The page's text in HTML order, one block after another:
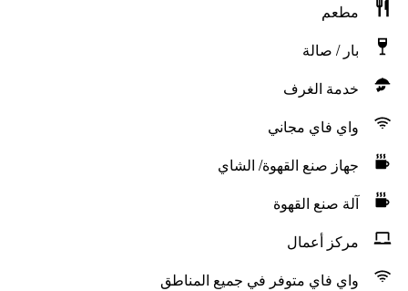
مطعم
بار / صالة
خدمة الغرف
واي فاي مجاني
جهاز صنع القهوة/ الشاي
آلة صنع القهوة
مركز أعمال
واي فاي متوفر في جميع المناطق